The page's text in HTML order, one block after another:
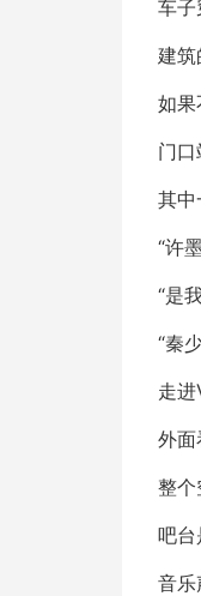
车子
建筑
如果
门
其中
“许
“是
“秦
走
外面
整个
吧台
音